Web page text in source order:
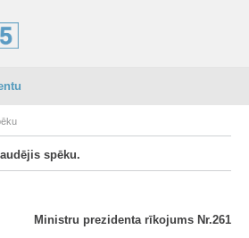
spēku.
Ministru prezidenta rīkojums Nr.261